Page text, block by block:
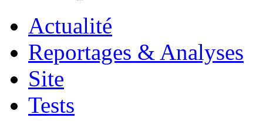
Actualité
Reportages & Analyses
Site
Tests